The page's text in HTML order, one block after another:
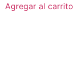
Agregar al carrito